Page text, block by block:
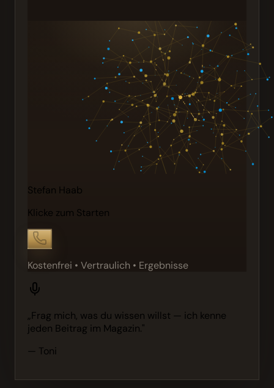
Stefan Haab
Klicke zum Starten
Kostenfrei • Vertraulich • Ergebnisse
„Frag mich, was du wissen willst — ich kenne
jeden Beitrag im Magazin."
— Toni